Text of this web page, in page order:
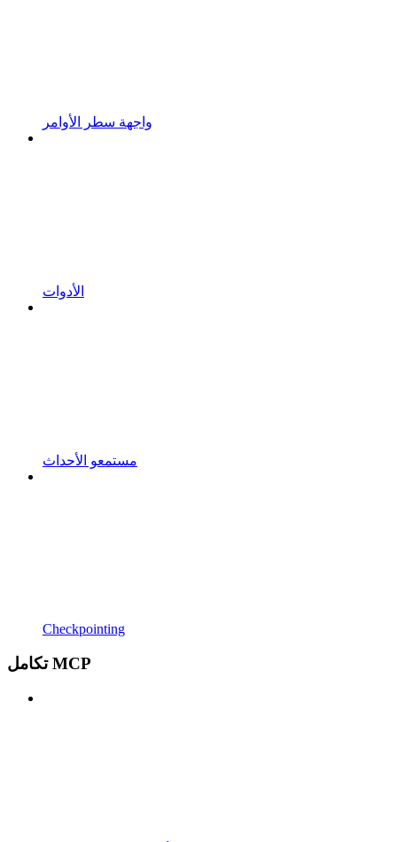
واجهة سطر الأوامر
الأدوات
مستمعو الأحداث
Checkpointing
تكامل MCP